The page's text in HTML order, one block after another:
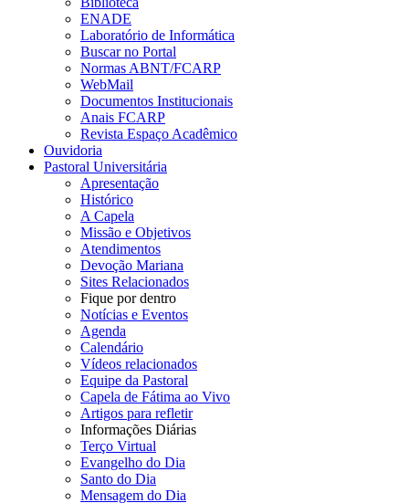
ENADE
Laboratório de Informática
Buscar no Portal
Normas ABNT/FCARP
WebMail
Documentos Institucionais
Anais FCARP
Revista Espaço Acadêmico
Ouvidoria
Pastoral Universitária
Apresentação
Histórico
A Capela
Missão e Objetivos
Atendimentos
Devoção Mariana
Sites Relacionados
Fique por dentro
Notícias e Eventos
Agenda
Calendário
Vídeos relacionados
Equipe da Pastoral
Capela de Fátima ao Vivo
Artigos para refletir
Informações Diárias
Terço Virtual
Evangelho do Dia
Santo do Dia
Mensagem do Dia